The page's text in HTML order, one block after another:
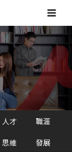
Main
人才
思維
職涯
發展